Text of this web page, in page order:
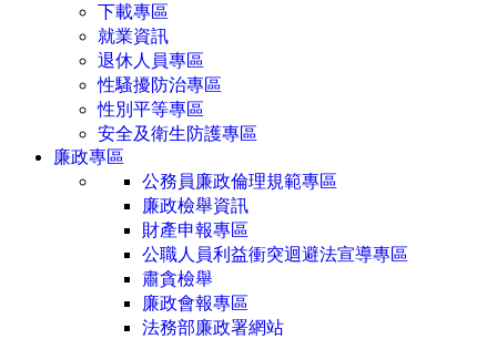
下載專區
就業資訊
退休人員專區
性騷擾防治專區
性別平等專區
安全及衛生防護專區
廉政專區
公務員廉政倫理規範專區
廉政檢舉資訊
財產申報專區
公職人員利益衝突迴避法宣導專區
肅貪檢舉
廉政會報專區
法務部廉政署網站